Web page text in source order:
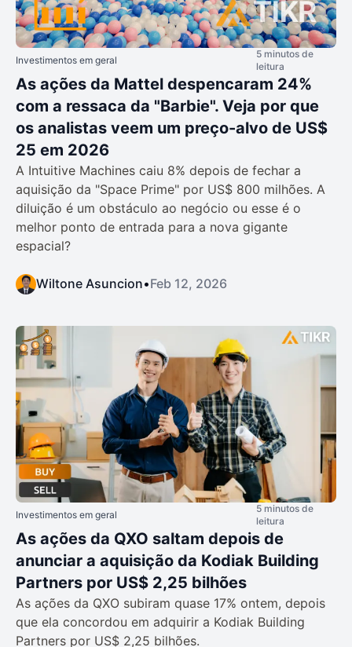
Investimentos em geral
5 minutos de
leitura
As ações da Mattel despencaram 24%
com a ressaca da "Barbie". Veja por que
os analistas veem um preço-alvo de US$
25 em 2026
A Intuitive Machines caiu 8% depois de fechar a
aquisição da "Space Prime" por US$ 800 milhões. A
diluição é um obstáculo ao negócio ou esse é o
melhor ponto de entrada para a nova gigante
espacial?
Wiltone Asuncion•Feb 12, 2026
Investimentos em geral
5 minutos de
leitura
As ações da QXO saltam depois de
anunciar a aquisição da Kodiak Building
Partners por US$ 2,25 bilhões
As ações da QXO subiram quase 17% ontem, depois
que ela concordou em adquirir a Kodiak Building
Partners por US$ 2,25 bilhões.